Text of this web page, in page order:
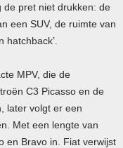
de pret niet drukken: de
een SUV, de ruimte van
MPV, die de
C3 Picasso en de
later volgt er een
Met een lengte van
en Bravo in. Fiat verwijst